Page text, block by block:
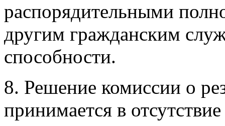
распорядительными
другим гражданским
способности.
8. Решение комиссии о
принимается в